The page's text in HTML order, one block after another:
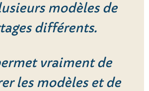
modèles de
différents.
vraiment de
les modèles et de